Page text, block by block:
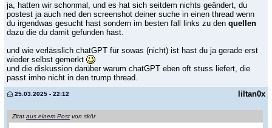
ja, hatten wir schonmal, und es hat sich seitdem nichts geändert, du
postest ja auch ned den screenshot deiner suche in einen thread wenn
du irgendwas gesucht hast sondern im besten fall links zu den quellen
dazu die du damit gefunden hast.
und wie verlässlich chatGPT für sowas (nicht) ist hast du ja gerade erst
wieder selbst gemerkt
und die diskussion darüber warum chatGPT eben oft stuss liefert, die
passt imho nicht in den trump thread.
liltan0x
25.03.2025 - 22:12
Zitat aus einem Post von sk/\r